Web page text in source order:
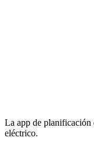
La app de planificación
eléctrico.